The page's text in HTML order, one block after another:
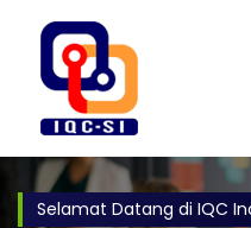
content
Selamat Datang di IQC